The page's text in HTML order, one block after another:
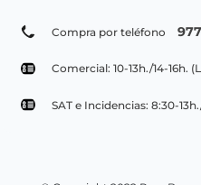
Compra por teléfono
Comercial: 10-13h./14-16h.
SAT e Incidencias: 8:30-